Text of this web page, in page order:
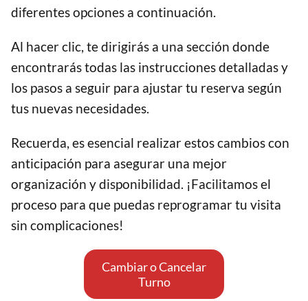
diferentes opciones a continuación.
Al hacer clic, te dirigirás a una sección donde
encontrarás todas las instrucciones detalladas y
los pasos a seguir para ajustar tu reserva según
tus nuevas necesidades.
Recuerda, es esencial realizar estos cambios con
anticipación para asegurar una mejor
organización y disponibilidad. ¡Facilitamos el
proceso para que puedas reprogramar tu visita
sin complicaciones!
Cambiar o Cancelar
Turno